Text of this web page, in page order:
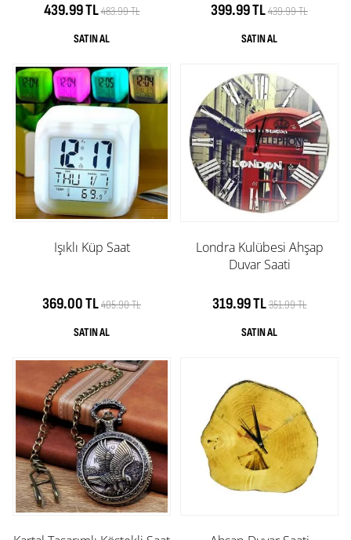
439.99 TL483.99 TL 399.99 TL439.99 TL
Işıklı Küp Saat
369.00 TL405.90 TL
Londra Kulübesi Ahşap
Duvar Saati
319.99 TL351.99 TL